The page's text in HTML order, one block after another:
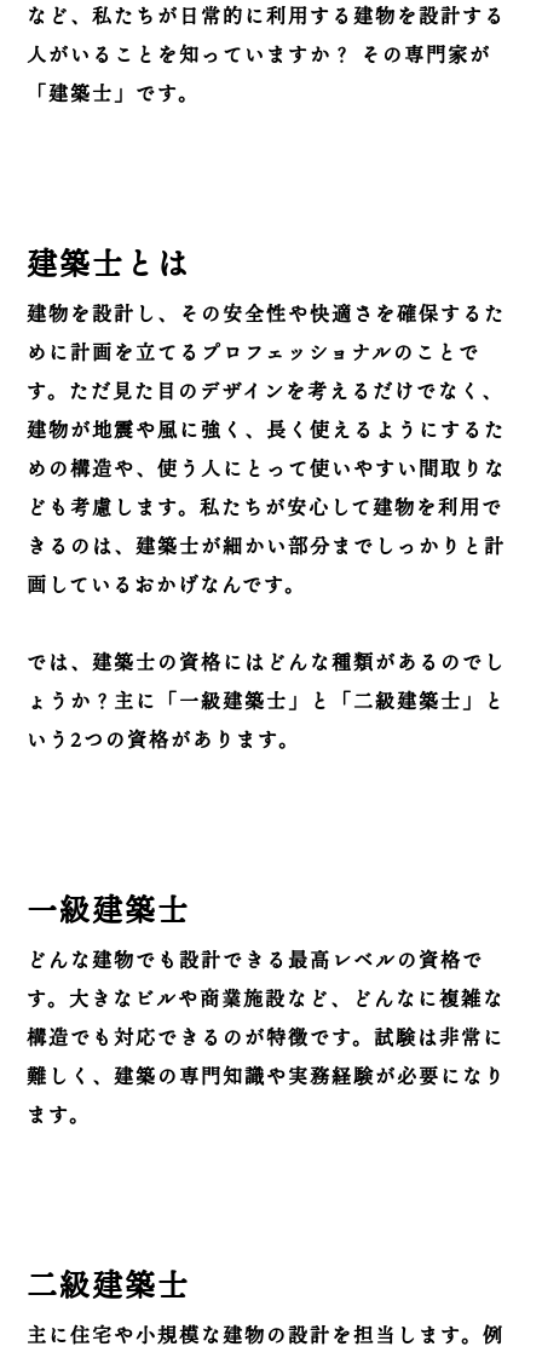
など、私たちが日常的に利用する建物を設計する
人がいることを知っていますか？ その専門家が
「建築士」です。
建築士とは
建物を設計し、その安全性や快適さを確保するた
めに計画を立てるプロフェッショナルのことで
す。ただ見た目のデザインを考えるだけでなく、
建物が地震や風に強く、長く使えるようにするた
めの構造や、使う人にとって使いやすい間取りな
ども考慮します。私たちが安心して建物を利用で
きるのは、建築士が細かい部分までしっかりと計
画しているおかげなんです。
では、建築士の資格にはどんな種類があるのでし
ょうか？主に「一級建築士」と「二級建築士」と
いう2つの資格があります。
一級建築士
どんな建物でも設計できる最高レベルの資格で
す。大きなビルや商業施設など、どんなに複雑な
構造でも対応できるのが特徴です。試験は非常に
難しく、建築の専門知識や実務経験が必要になり
ます。
二級建築士
主に住宅や小規模な建物の設計を担当します。例